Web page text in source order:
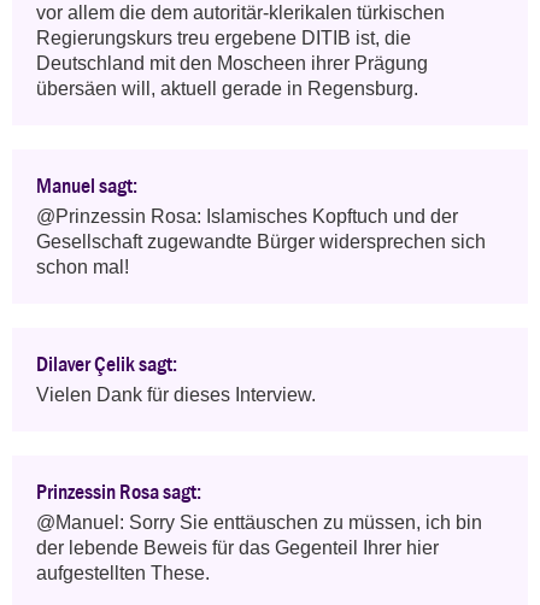
vor allem die dem autoritär-klerikalen türkischen
Regierungskurs treu ergebene DITIB ist, die
Deutschland mit den Moscheen ihrer Prägung
übersäen will, aktuell gerade in Regensburg.
Manuel sagt:
@Prinzessin Rosa: Islamisches Kopftuch und der
Gesellschaft zugewandte Bürger widersprechen sich
schon mal!
Dilaver Çelik sagt:
Vielen Dank für dieses Interview.
Prinzessin Rosa sagt:
@Manuel: Sorry Sie enttäuschen zu müssen, ich bin
der lebende Beweis für das Gegenteil Ihrer hier
aufgestellten These.